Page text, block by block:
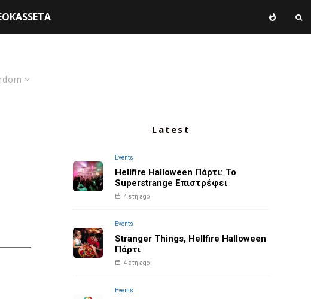
Latest
Events
Hellfire Halloween Πάρτι: Το
Superstrange Επιστρέφει
4 έτη ago
Events
Stranger Things, Hellfire Halloween
Πάρτι
4 έτη ago
Events